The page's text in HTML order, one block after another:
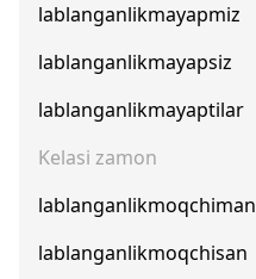
lablanganlikmayapmiz
lablanganlikmayapsiz
lablanganlikmayaptilar
Kelasi zamon
lablanganlikmoqchiman
lablanganlikmoqchisan